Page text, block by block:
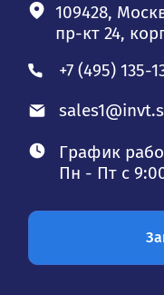
109428,
пр-кт 24,
+7 (495) 135-
График
Пн - Пт с